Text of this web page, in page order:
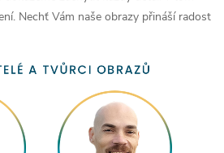
Nechť Vám naše obrazy přináší radost